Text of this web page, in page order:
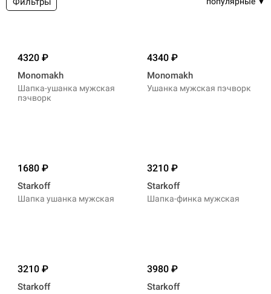
4320
Monomakh
Шапка-ушанка мужская
пэчворк
4340
Monomakh
Ушанка мужская пэчворк
1680
Starkoff
Шапка ушанка мужская
3210
Starkoff
Шапка-финка мужская
3210
Starkoff
3980
Starkoff